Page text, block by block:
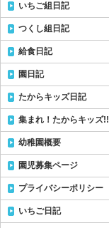
いちご組日記
つくし組日記
給食日記
園日記
たからキッズ日記
集まれ！たからキッズ!!
幼稚園概要
園児募集ページ
プライバシーポリシー
いちご日記